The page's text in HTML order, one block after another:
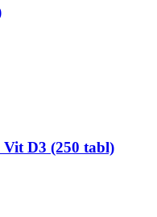
D3 (250 tabl)